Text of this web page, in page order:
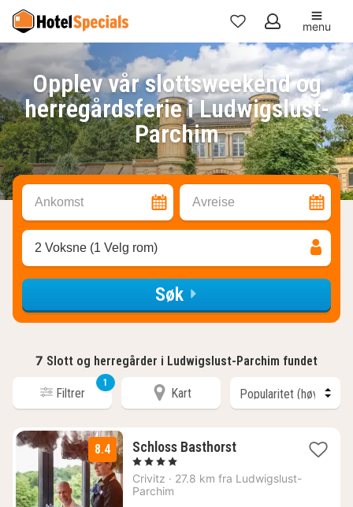
Mine
favoritter
menu
Opplev vår slottsweekend og
herregårdsferie i Ludwigslust-
Parchim
Ankomst Avreise
2 Voksne (1 Velg rom)
Søk
7 Slott og herregårder i Ludwigslust-Parchim fundet
Filtrer
1
Kart
8.4 Schloss Basthorst3
fra
, 4 Stjerner
Crivitz · 27.8 km fra Ludwigslust-
Parchim